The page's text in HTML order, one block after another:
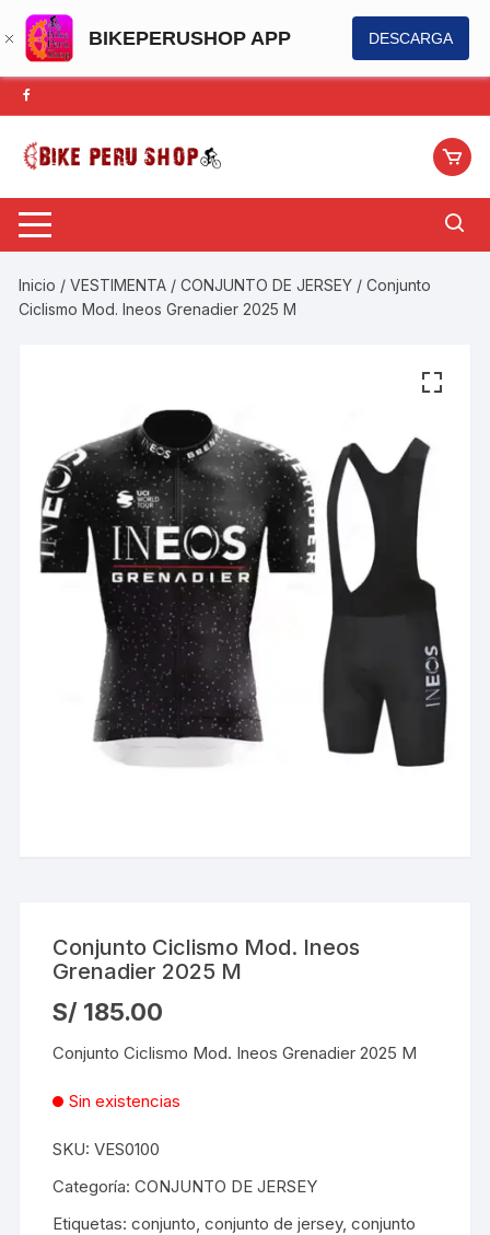
BIKEPERUSHOP APP DESCARGA
Saltar
al
contenido
Inicio /VESTIMENTA /CONJUNTO DE JERSEY / Conjunto
Ciclismo Mod. Ineos Grenadier 2025 M
Conjunto Ciclismo Mod. Ineos
Grenadier 2025 M
S/ 185.00
Conjunto Ciclismo Mod. Ineos Grenadier 2025 M
Sin existencias
SKU:VES0100
Categoría:CONJUNTO DE JERSEY
Etiquetas:conjunto,conjunto de jersey,conjunto